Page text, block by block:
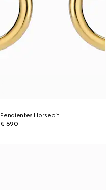
Pendientes Horsebit
€ 690